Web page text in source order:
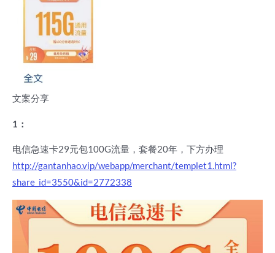
文案分享
1：
电信急速卡29元包100G流量，套餐20年，下方办理
http://gantanhao.vip/webapp/merchant/templet1.html?
share_id=3550&id=2772338